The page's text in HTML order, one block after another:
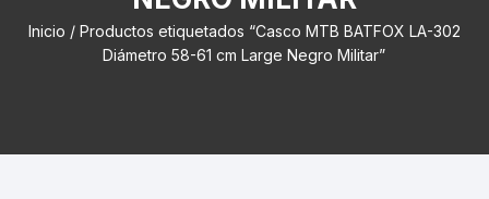
Inicio / Productos etiquetados “Casco MTB BATFOX LA-302
Diámetro 58-61 cm Large Negro Militar”